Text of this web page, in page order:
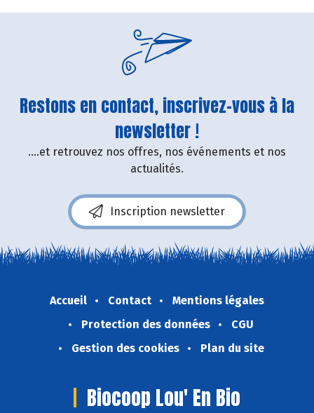
Restons en contact, inscrivez-vous à la
newsletter !
....et retrouvez nos offres, nos événements et nos
actualités.
Inscription newsletter
Accueil Contact
Mentions légales
Protection des données
CGU
Gestion des cookies
Plan du site
Biocoop Lou' En Bio